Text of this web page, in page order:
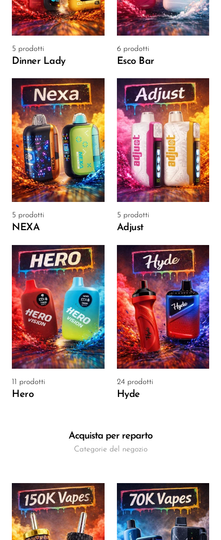
Lost Angel
Lost Mary
Lost Vape
Lucid Charge
Luffbar
Memers
Milli Bar
Monster Bar
Monster Vape Labs
MTRX
Naked
Nexa
North
Off-Stamp
Olit Hookah
Orion
OXBAR
Pachamama
Packspod
REIGN BAR
ROMO
Sigelei
Smarter AirPuffs
5 prodotti
Dinner Lady
6 prodotti
Esco Bar
5 prodotti
NEXA
5 prodotti
Adjust
11 prodotti
Hero
24 prodotti
Hyde
Acquista per reparto
Categorie del negozio